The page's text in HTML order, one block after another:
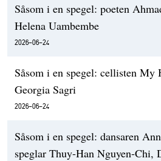
Såsom i en spegel: poeten
Helena Uambembe
2026-06-24
Såsom i en spegel: cellisten My
Georgia Sagri
2026-06-24
Såsom i en spegel: dansaren
speglar Thuy-Han Nguyen-Chi,